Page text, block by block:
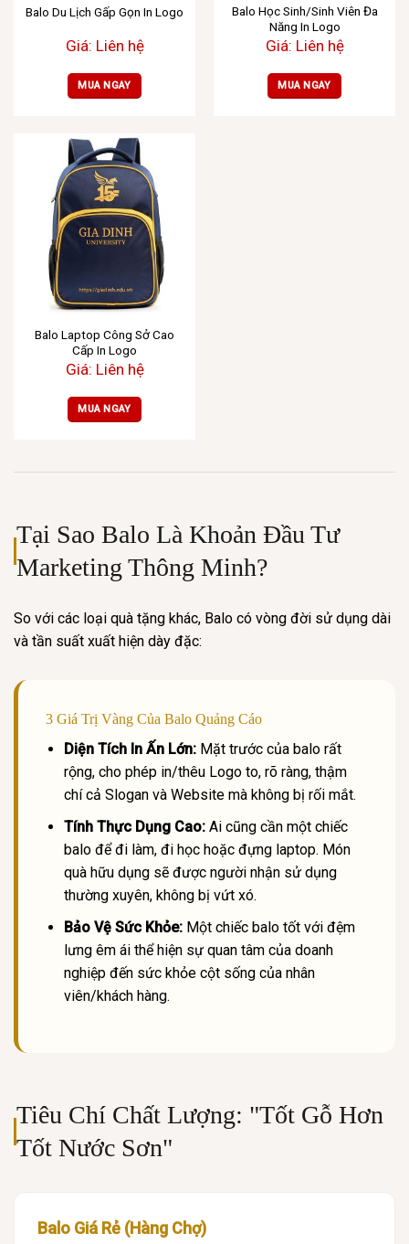
Balo Du Lịch Gấp Gọn In Logo
Giá: Liên hệ
MUA NGAY
Balo Học Sinh/Sinh Viên Đa
Năng In Logo
Giá: Liên hệ
MUA NGAY
Balo Laptop Công Sở Cao
Cấp In Logo
Giá: Liên hệ
MUA NGAY
Tại Sao Balo Là Khoản Đầu Tư
Marketing Thông Minh?
So với các loại quà tặng khác, Balo có vòng đời sử dụng dài
và tần suất xuất hiện dày đặc:
3 Giá Trị Vàng Của Balo Quảng Cáo
Diện Tích In Ấn Lớn: Mặt trước của balo rất
rộng, cho phép in/thêu Logo to, rõ ràng, thậm
chí cả Slogan và Website mà không bị rối mắt.
Tính Thực Dụng Cao: Ai cũng cần một chiếc
balo để đi làm, đi học hoặc đựng laptop. Món
quà hữu dụng sẽ được người nhận sử dụng
thường xuyên, không bị vứt xó.
Bảo Vệ Sức Khỏe: Một chiếc balo tốt với đệm
lưng êm ái thể hiện sự quan tâm của doanh
nghiệp đến sức khỏe cột sống của nhân
viên/khách hàng.
Tiêu Chí Chất Lượng: "Tốt Gỗ Hơn
Tốt Nước Sơn"
Balo Giá Rẻ (Hàng Chợ)